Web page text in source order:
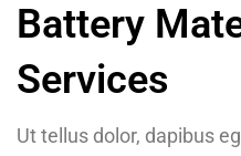
Battery
Services
Ut tellus dolor, dapibus